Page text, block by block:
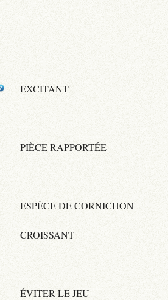
EXCITANT
PIÈCE RAPPORTÉE
ESPÈCE DE CORNICHON
CROISSANT
ÉVITER LE JEU